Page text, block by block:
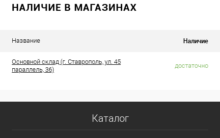
НАЛИЧИЕ В МАГАЗИНАХ
Название Наличие
Основной склад (г. Ставрополь, ул. 45
параллель, 36)
достаточно
Каталог